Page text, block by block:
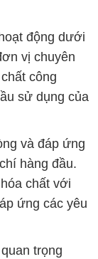
động dưới
vị chuyên
công
sử dụng của
và đáp ứng
hàng đầu.
chất với
ứng các yêu
trọng